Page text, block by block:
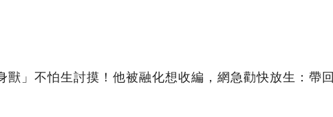
獸」不怕生討摸！他被融化想收編，網急勸快放生：帶回